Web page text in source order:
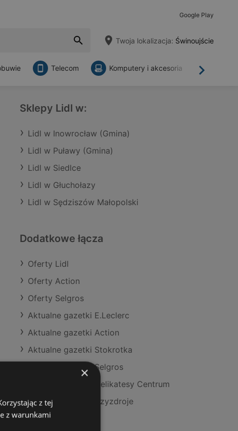
Google Play
Twoja lokalizacja: Świnoujście
Dalej
Telecom Komputery i akcesoria
Sklepy Lidl w:
Lidl w Inowrocław (Gmina)
Lidl w Puławy (Gmina)
Lidl w Siedlce
Lidl w Głuchołazy
Lidl w Sędziszów Małopolski
Dodatkowe łącza
Oferty Lidl
Oferty Action
Oferty Selgros
Aktualne gazetki E.Leclerc
Aktualne gazetki Action
Aktualne gazetki Stokrotka
Aktualne gazetki Selgros
Aktualne gazetki Delikatesy Centrum
Sklepy Lidl w Międzyzdroje
×
z tej
z warunkami